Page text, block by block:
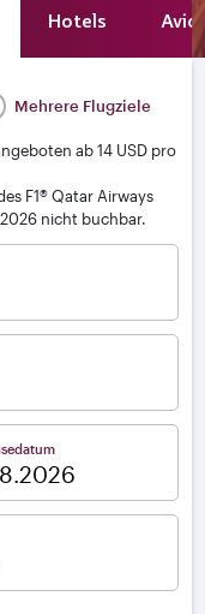
Hotels
Mehrere Flugziele
ab 14 USD pro
F1® Qatar Airways
nicht buchbar.